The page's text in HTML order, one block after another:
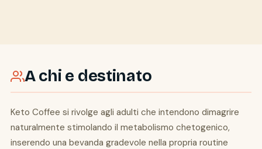
A chi e destinato
Keto Coffee si rivolge agli adulti che intendono dimagrire
naturalmente stimolando il metabolismo chetogenico,
inserendo una bevanda gradevole nella propria routine